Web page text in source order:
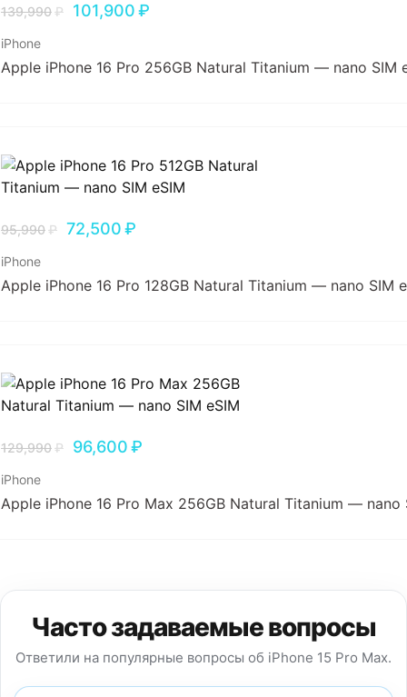
139,990₽ 101,900₽
iPhone
Apple iPhone 16 Pro 256GB Natural Titanium — nano SIM
95,990₽ 72,500₽
iPhone
Apple iPhone 16 Pro 128GB Natural Titanium — nano SIM
129,990₽ 96,600₽
iPhone
Apple iPhone 16 Pro Max 256GB Natural Titanium — nano
Часто задаваемые вопросы
Ответили на популярные вопросы об iPhone 15 Pro Max.